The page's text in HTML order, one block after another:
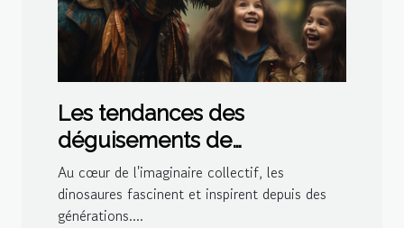
Les tendances des
déguisements de
dinosaures pour les fêtes à
thème en 2023
Au cœur de l'imaginaire collectif, les
dinosaures fascinent et inspirent depuis des
générations....